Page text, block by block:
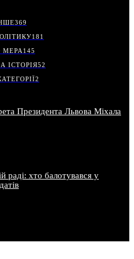
369
181
МЕРА 145
ІСТОРІЯ52
2
Президента Львова Міхала
раді: хто балотувався у